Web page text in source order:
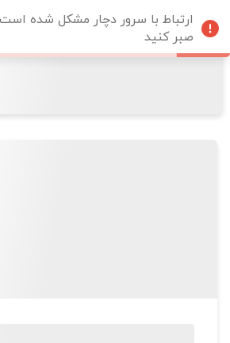
ارتباط با سرور دچار مشکل شده
صبر کنید